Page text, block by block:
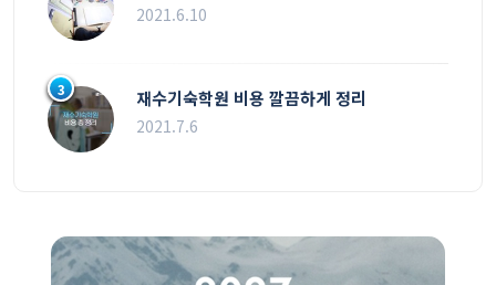
2021.6.10
3 재수기숙학원 비용 깔끔하게 정리
2021.7.6